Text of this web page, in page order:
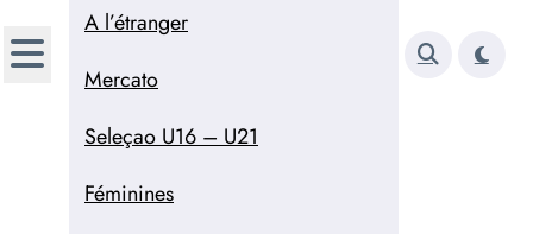
A l’étranger
Mercato
Seleçao U16 – U21
Féminines